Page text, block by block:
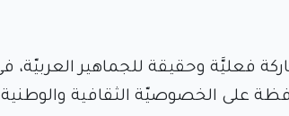
فعليَّة وحقيقة للجماهير العربيّة،
على الخصوصيّة الثقافية والوطنية